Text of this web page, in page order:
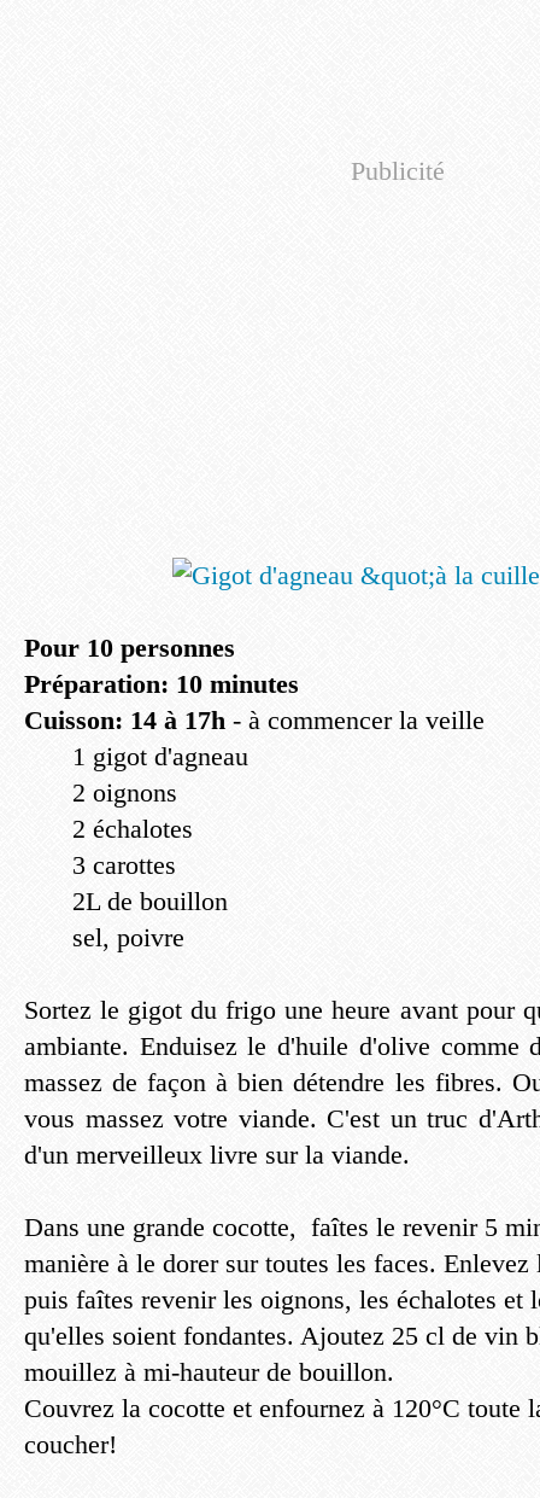
Publicité
Pour 10 personnes
Préparation: 10 minutes
Cuisson: 14 à 17h - à commencer la veille
1 gigot d'agneau
2 oignons
2 échalotes
3 carottes
2L de bouillon
sel, poivre
Sortez le gigot du frigo une heure avant pour
ambiante. Enduisez le d'huile d'olive comme
massez de façon à bien détendre les fibres.
vous massez votre viande. C'est un truc
d'un merveilleux livre sur la viande.
Dans une grande cocotte, faîtes le revenir 5
manière à le dorer sur toutes les faces.
puis faîtes revenir les oignons, les échalotes et
qu'elles soient fondantes. Ajoutez 25 cl de vin
mouillez à mi-hauteur de bouillon.
Couvrez la cocotte et enfournez à 120°C toute
coucher!